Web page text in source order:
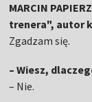
MARCIN
trenera", autor
Zgadzam się.
– Wiesz,
– Nie.